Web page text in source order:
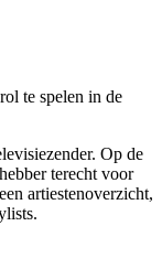
te spelen in de
Op de
terecht voor
artiestenoverzicht,